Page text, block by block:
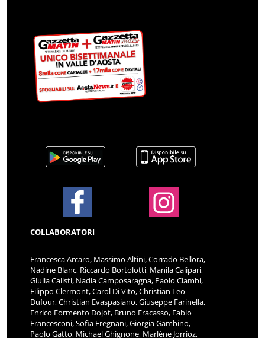
COLLABORATORI
Francesca Arcaro, Massimo Altini, Corrado Bellora,
Nadine Blanc, Riccardo Bortolotti, Manila Calipari,
Giulia Calisti, Nadia Camposaragna, Paolo Ciambi,
Filippo Clermont, Carol Di Vito, Christian Leo
Dufour, Christian Evaspasiano, Giuseppe Farinella,
Enrico Formento Dojot, Bruno Fracasso, Fabio
Francesconi, Sofia Fregnani, Giorgia Gambino,
Paolo Gatto, Michael Ghignone, Marlène Jorrioz,